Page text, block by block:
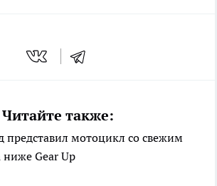
Читайте также:
представил мотоцикл со свежим
Gear Up